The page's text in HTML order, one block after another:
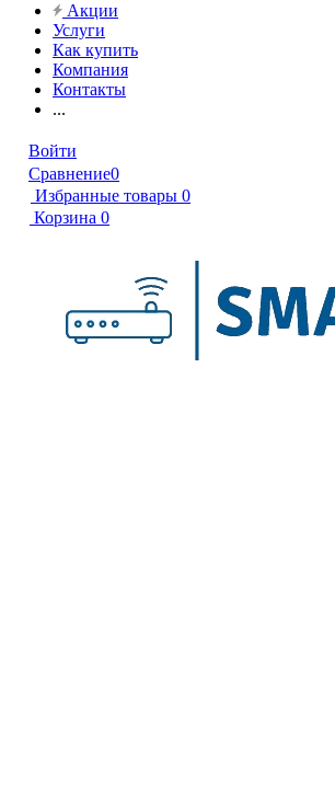
Акции
Услуги
Как купить
Компания
Контакты
...
Войти
Сравнение0
Избранные товары 0
Корзина 0